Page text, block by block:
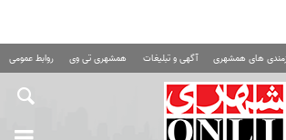
های همشهری آگهی و تبلیغات همشهری تی وی روابط عمومی